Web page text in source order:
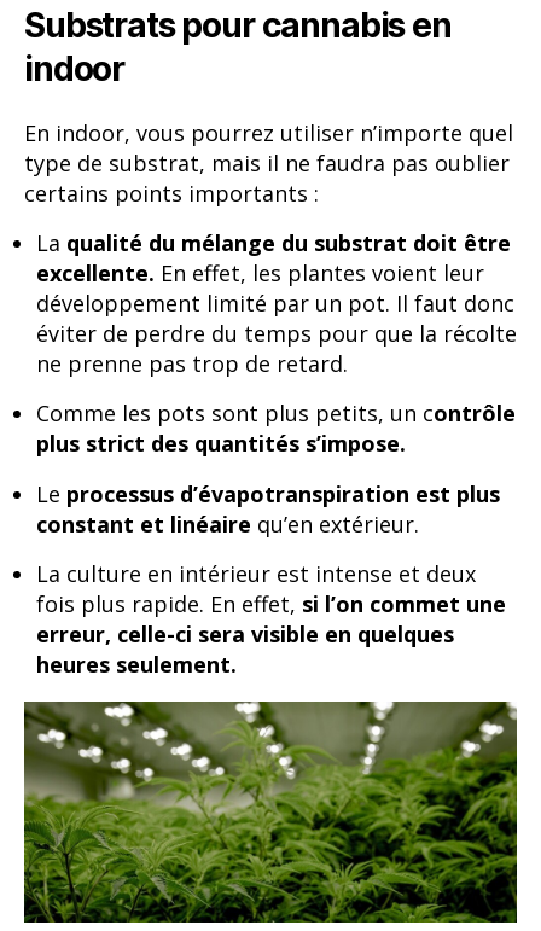
Substrats pour cannabis en
indoor
En indoor, vous pourrez utiliser n’importe quel
type de substrat, mais il ne faudra pas oublier
certains points importants :
La qualité du mélange du substrat doit être
excellente. En effet, les plantes voient leur
développement limité par un pot. Il faut donc
éviter de perdre du temps pour que la récolte
ne prenne pas trop de retard.
Comme les pots sont plus petits, un contrôle
plus strict des quantités s’impose.
Le processus d’évapotranspiration est plus
constant et linéaire qu’en extérieur.
La culture en intérieur est intense et deux
fois plus rapide. En effet, si l’on commet une
erreur, celle-ci sera visible en quelques
heures seulement.